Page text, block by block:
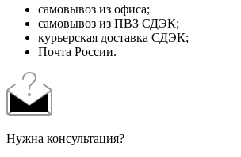
самовывоз из офиса;
самовывоз из ПВЗ СДЭК;
курьерская доставка СДЭК;
Почта России.
Нужна консультация?